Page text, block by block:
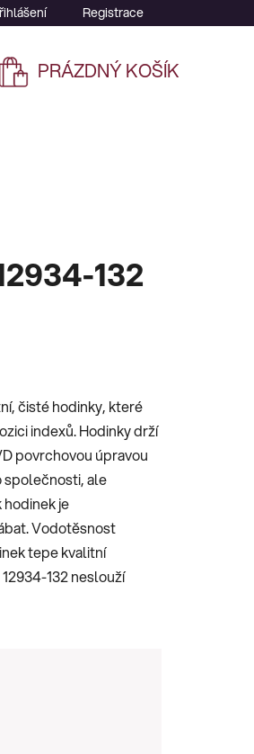
Registrace
PRÁZDNÝ KOŠÍK
132
čisté hodinky, které
indexů. Hodinky drží
povrchovou úpravou
společnosti, ale
je
Vodotěsnost
tepe kvalitní
132 neslouží